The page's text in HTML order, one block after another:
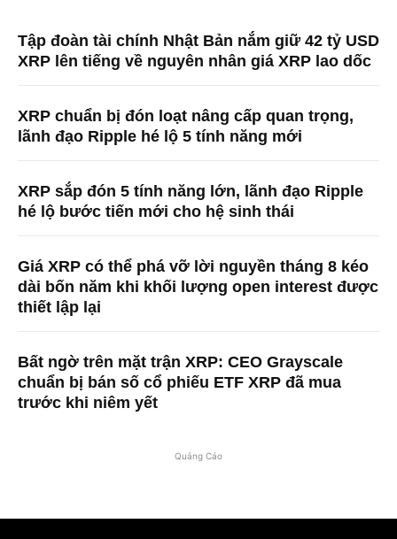
Tập đoàn tài chính Nhật Bản nắm giữ 42 tỷ USD
XRP lên tiếng về nguyên nhân giá XRP lao dốc
XRP chuẩn bị đón loạt nâng cấp quan trọng,
lãnh đạo Ripple hé lộ 5 tính năng mới
XRP sắp đón 5 tính năng lớn, lãnh đạo Ripple
hé lộ bước tiến mới cho hệ sinh thái
Giá XRP có thể phá vỡ lời nguyền tháng 8 kéo
dài bốn năm khi khối lượng open interest được
thiết lập lại
Bất ngờ trên mặt trận XRP: CEO Grayscale
chuẩn bị bán số cổ phiếu ETF XRP đã mua
trước khi niêm yết
Quảng Cáo